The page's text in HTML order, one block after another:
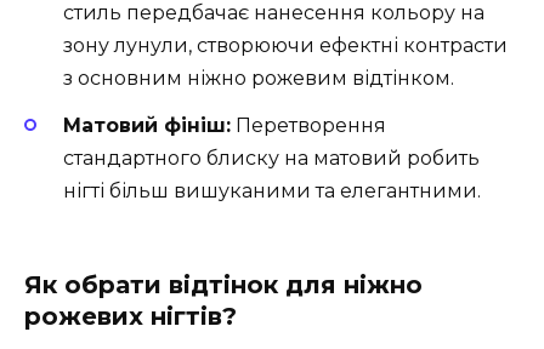
стиль передбачає нанесення кольору на
зону лунули, створюючи ефектні контрасти
з основним ніжно рожевим відтінком.
Матовий фініш: Перетворення
стандартного блиску на матовий робить
нігті більш вишуканими та елегантними.
Як обрати відтінок для ніжно
рожевих нігтів?